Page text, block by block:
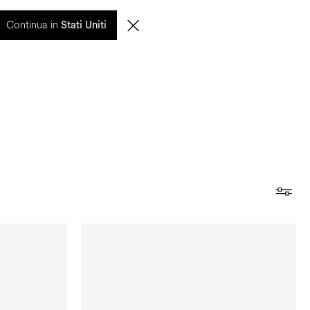
Continua in Stati Uniti
gli eventuali ritardi nelle spedizioni saranno gestiti a partire dal 17 agosto.